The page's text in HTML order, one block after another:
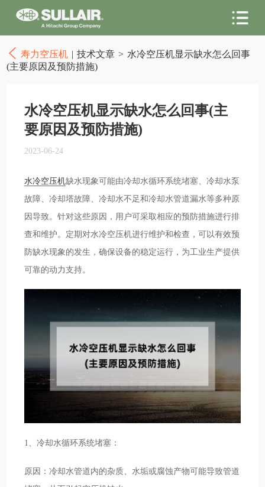
寿力空压机 | 技术文章 > 水冷空压机显示缺水怎么回事
(主要原因及预防措施)
水冷空压机显示缺水怎么回事(主
要原因及预防措施)
2023-06-24
水冷空压机缺水现象可能由冷却水循环系统堵塞、冷却水泵
故障、冷却塔故障、冷却水不足和冷却水管道漏水等多种原
因导致。针对这些原因，用户可采取相应的预防措施进行排
查和维护。定期对水冷空压机进行维护和检查，可以有效预
防缺水现象的发生，确保设备的稳定运行，为工业生产提供
可靠的动力支持。
1、冷却水循环系统堵塞：
原因：冷却水管道内的杂质、水垢或腐蚀产物可能导致管道